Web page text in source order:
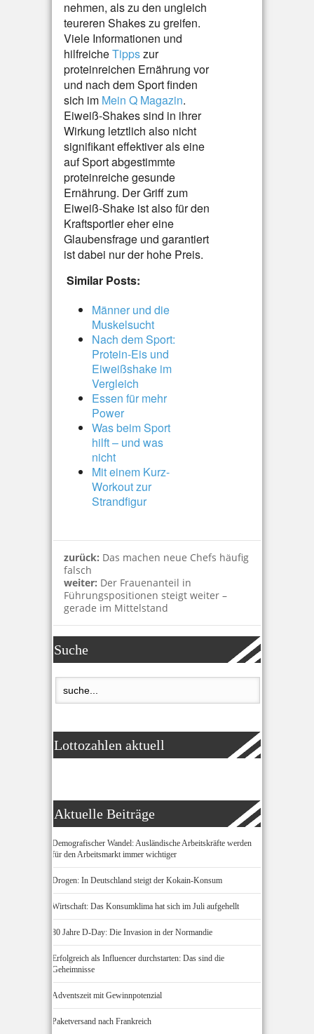
nehmen, als zu den ungleich
teureren Shakes zu greifen.
Viele Informationen und
hilfreicheTippszur
proteinreichen Ernährung vor
und nach dem Sport finden
sich im Mein Q Magazin.
Eiweiß-Shakes sind in ihrer
Wirkung letztlich also nicht
signifikant effektiver als eine
auf Sport abgestimmte
proteinreiche gesunde
Ernährung. Der Griff zum
Eiweiß-Shake ist also für den
Kraftsportler eher eine
Glaubensfrage und garantiert
ist dabei nur der hohe Preis.
Similar Posts:
Männer und die
Muskelsucht
Nach dem Sport:
Protein-Eis und
Eiweißshake im
Vergleich
Essen für mehr
Power
Was beim Sport
hilft – und was
nicht
Mit einem Kurz-
Workout zur
Strandfigur
zurück: Das machen neue Chefs häufig
falsch
weiter: Der Frauenanteil in
Führungspositionen steigt weiter –
gerade im Mittelstand
Suche
Lottozahlen aktuell
Aktuelle Beiträge
Demografischer Wandel: Ausländische Arbeitskräfte werden
für den Arbeitsmarkt immer wichtiger
Drogen: In Deutschland steigt der Kokain-Konsum
Wirtschaft: Das Konsumklima hat sich im Juli aufgehellt
80 Jahre D-Day: Die Invasion in der Normandie
Erfolgreich als Influencer durchstarten: Das sind die
Geheimnisse
Adventszeit mit Gewinnpotenzial
Paketversand nach Frankreich